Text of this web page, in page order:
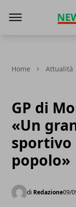
Home Attualità
GP di
«Un
sportivo
popolo»
di Redazione09/